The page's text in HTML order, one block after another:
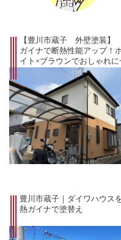
【豊川市蔵子 外壁塗装】
ガイナで断熱性能アップ！
イト×ブラウンでおしゃれに
豊川市蔵子｜ダイワハウス
熱ガイナで塗替え